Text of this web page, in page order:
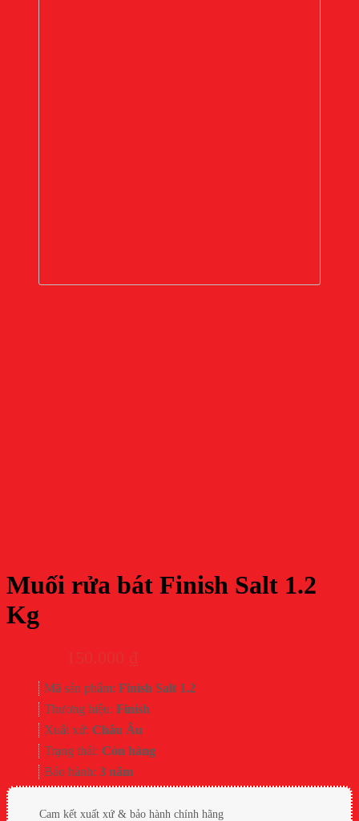
Muối rửa bát Finish Salt 1.2
Kg
Mã sản phẩm: Finish Salt 1.2
Thương hiệu: Finish
Xuất xứ: Châu Âu
Trạng thái: Còn hàng
Bảo hành: 3 năm
Cam kết xuất xứ & bảo hành chính hãng